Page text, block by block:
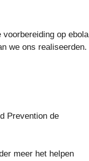
op ebola
we ons realiseerden.
Prevention de
meer het helpen